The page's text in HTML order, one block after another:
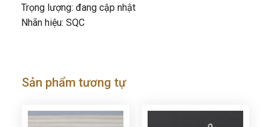
Trọng lượng: đang cập nhật
Nhãn hiệu: SQC
Sản phẩm tương tự